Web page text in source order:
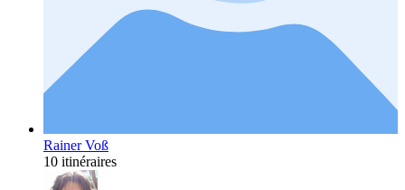
Rainer Voß
10 itinéraires